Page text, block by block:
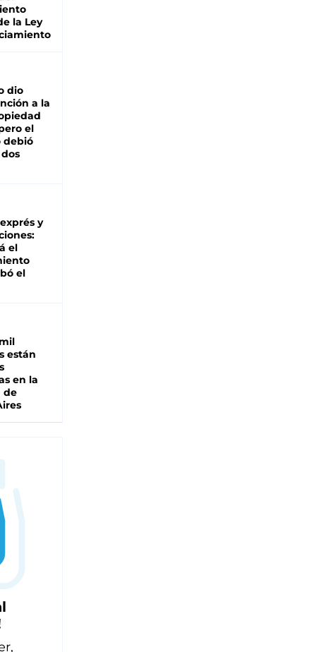
la Ley
dio
a la
el
debió
y
el
el
están
en la
de